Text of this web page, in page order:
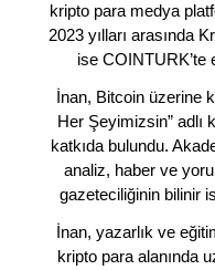
kripto para medya
2023 yılları arasında
ise COINTURK’te
İnan, Bitcoin üzerine
Her Şeyimizsin” adlı
katkıda bulundu.
analiz, haber ve
gazeteciliğinin bilinir
İnan, yazarlık ve
kripto para alanında